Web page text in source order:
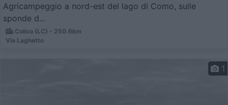
Agricampeggio a nord-est del lago di Como, sulle
sponde d...
Colico (LC) - 250.6km
Via Laghetto
1